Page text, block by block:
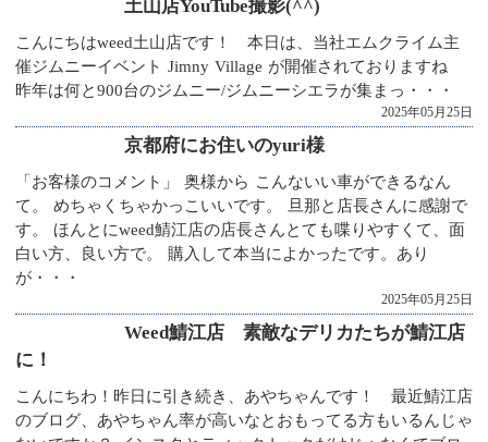
土山店YouTube撮影(^^)
こんにちはweed土山店です！ 本日は、当社エムクライム主
催ジムニーイベント Jimny Village が開催されておりますね
昨年は何と900台のジムニー/ジムニーシエラが集まっ・・・
2025年05月25日
京都府にお住いのyuri様
「お客様のコメント」 奥様から こんないい車ができるなん
て。 めちゃくちゃかっこいいです。 旦那と店長さんに感謝で
す。 ほんとにweed鯖江店の店長さんとても喋りやすくて、面
白い方、良い方で。 購入して本当によかったです。あり
が・・・
2025年05月25日
Weed鯖江店 素敵なデリカたちが鯖江店
に！
こんにちわ！昨日に引き続き、あやちゃんです！ 最近鯖江店
のブログ、あやちゃん率が高いなとおもってる方もいるんじゃ